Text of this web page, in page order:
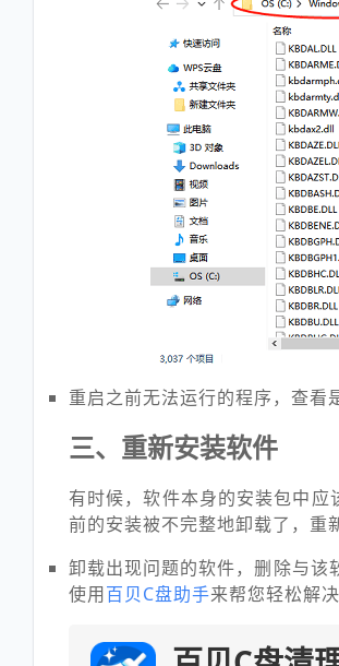
重启之前无法运行的程序，查看
三、重新安装软件
有时候，软件本身的安装包中
前的安装被不完整地卸载了，重
卸载出现问题的软件，删除与该
使用百贝C盘助手来帮您轻松解决